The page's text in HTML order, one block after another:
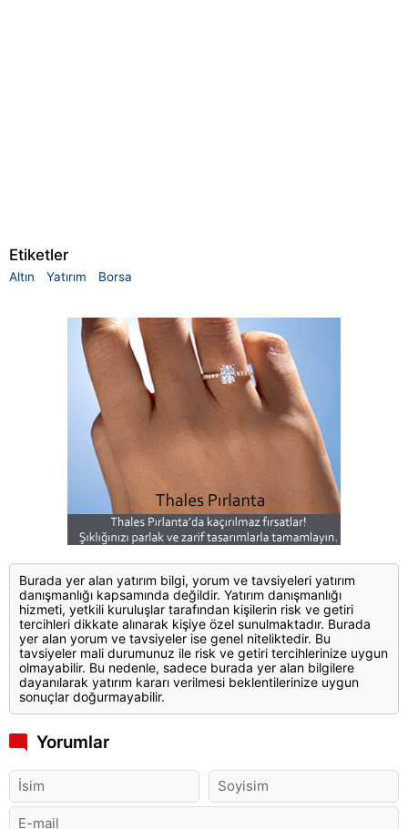
Etiketler
Altın Yatırım Borsa
Burada yer alan yatırım bilgi, yorum ve tavsiyeleri yatırım
danışmanlığı kapsamında değildir. Yatırım danışmanlığı
hizmeti, yetkili kuruluşlar tarafından kişilerin risk ve getiri
tercihleri dikkate alınarak kişiye özel sunulmaktadır. Burada
yer alan yorum ve tavsiyeler ise genel niteliktedir. Bu
tavsiyeler mali durumunuz ile risk ve getiri tercihlerinize uygun
olmayabilir. Bu nedenle, sadece burada yer alan bilgilere
dayanılarak yatırım kararı verilmesi beklentilerinize uygun
sonuçlar doğurmayabilir.
Yorumlar